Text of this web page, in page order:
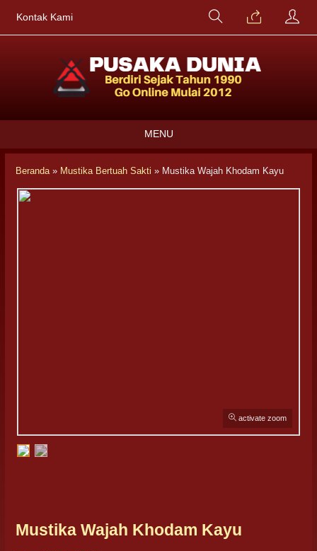
Kontak Kami
MENU
Beranda» Mustika Bertuah Sakti » Mustika Wajah Khodam Kayu
activate zoom
Mustika Wajah Khodam Kayu